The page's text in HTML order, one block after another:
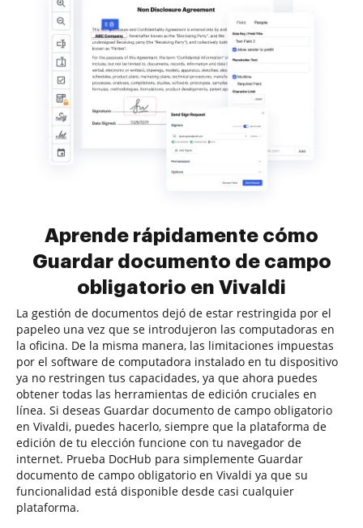
Aprende rápidamente cómo
Guardar documento de campo
obligatorio en Vivaldi
La gestión de documentos dejó de estar restringida por el
papeleo una vez que se introdujeron las computadoras en
la oficina. De la misma manera, las limitaciones impuestas
por el software de computadora instalado en tu dispositivo
ya no restringen tus capacidades, ya que ahora puedes
obtener todas las herramientas de edición cruciales en
línea. Si deseas Guardar documento de campo obligatorio
en Vivaldi, puedes hacerlo, siempre que la plataforma de
edición de tu elección funcione con tu navegador de
internet. Prueba DocHub para simplemente Guardar
documento de campo obligatorio en Vivaldi ya que su
funcionalidad está disponible desde casi cualquier
plataforma.